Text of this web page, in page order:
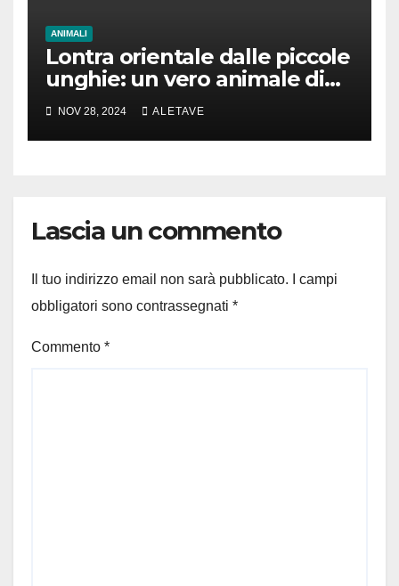
ANIMALI
Lontra orientale dalle piccole
unghie: un vero animale di
cui parlare
NOV 28, 2024 ALETAVE
Lascia un commento
Il tuo indirizzo email non sarà pubblicato.
I campi
obbligatori sono contrassegnati *
Commento *